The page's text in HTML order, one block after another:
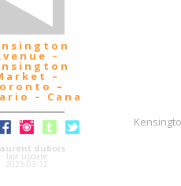
–
–
–
– Cana
dubois
last update
2023-03-12